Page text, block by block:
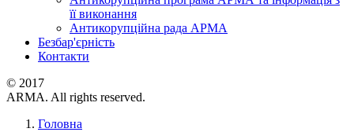
її виконання
Антикорупційна рада АРМА
Безбар'єрність
Контакти
© 2017
ARMA. All rights reserved.
Головна